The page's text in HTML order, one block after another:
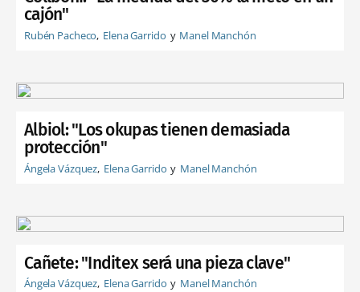
cajón"
Rubén Pacheco Elena Garrido Manel Manchón
Albiol: "Los okupas tienen demasiada
protección"
Ángela Vázquez Elena Garrido Manel Manchón
Cañete: "Inditex será una pieza clave"
Ángela Vázquez Elena Garrido Manel Manchón